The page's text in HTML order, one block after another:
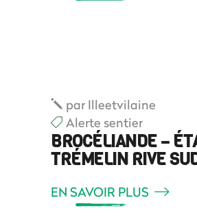
par Illeetvilaine
Alerte sentier
BROCÉLIANDE –
TRÉMELIN RIVE
EN SAVOIR PLUS